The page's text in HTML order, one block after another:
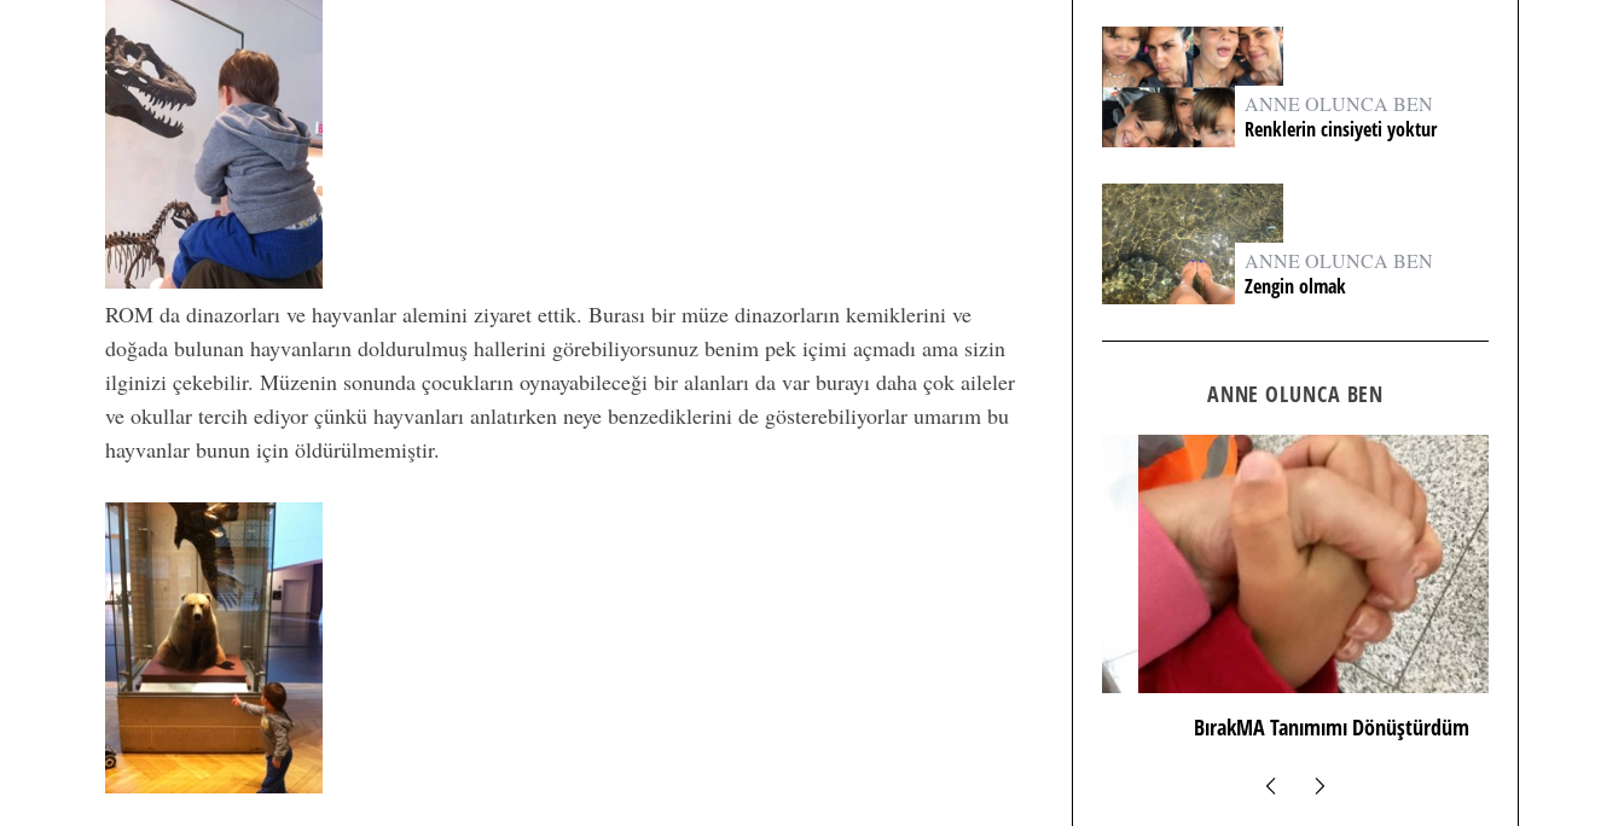
ROM da dinazorları ve hayvanlar alemini ziyaret ettik. Burası bir müze dinazorların kemiklerini ve
doğada bulunan hayvanların doldurulmuş hallerini görebiliyorsunuz benim pek içimi açmadı ama sizin
ilginizi çekebilir. Müzenin sonunda çocukların oynayabileceği bir alanları da var burayı daha çok aileler
ve okullar tercih ediyor çünkü hayvanları anlatırken neye benzediklerini de gösterebiliyorlar umarım bu
hayvanlar bunun için öldürülmemiştir.
ANNE OLUNCA BEN
Renklerin cinsiyeti yoktur
ANNE OLUNCA BEN
Zengin olmak
ANNE OLUNCA BEN
BırakMA Tanımımı Dönüştürdüm